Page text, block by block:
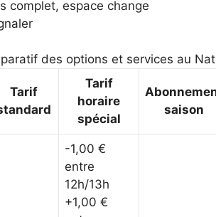
complet, espace change
des options et services au
Tarif
Tarif
horaire
spécial
saison
-1,00 €
entre
12h/13h
+1,00 €